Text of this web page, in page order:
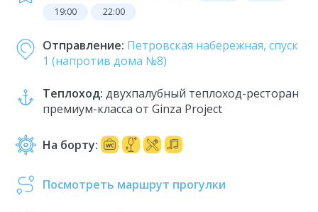
19:00
22:00
Отправление: Петровская набережная, спуск
1 (напротив дома №8)
Теплоход: двухпалубный теплоход-ресторан
премиум-класса от Ginza Project
На борту:
Посмотреть маршрут прогулки